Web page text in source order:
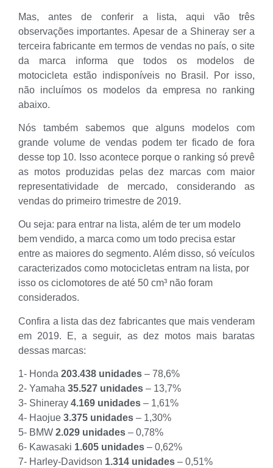
Mas, antes de conferir a lista, aqui vão três
observações importantes. Apesar de a Shineray ser a
terceira fabricante em termos de vendas no país, o site
da marca informa que todos os modelos de
motocicleta estão indisponíveis no Brasil. Por isso,
não incluímos os modelos da empresa no ranking
abaixo.
Nós também sabemos que alguns modelos com
grande volume de vendas podem ter ficado de fora
desse top 10. Isso acontece porque o ranking só prevê
as motos produzidas pelas dez marcas com maior
representatividade de mercado, considerando as
vendas do primeiro trimestre de 2019.
Ou seja: para entrar na lista, além de ter um modelo
bem vendido, a marca como um todo precisa estar
entre as maiores do segmento. Além disso, só veículos
caracterizados como motocicletas entram na lista, por
isso os ciclomotores de até 50 cm³ não foram
considerados.
Confira a lista das dez fabricantes que mais venderam
em 2019. E, a seguir, as dez motos mais baratas
dessas marcas:
1- Honda 203.438 unidades – 78,6%
2- Yamaha 35.527 unidades – 13,7%
3- Shineray 4.169 unidades – 1,61%
4- Haojue 3.375 unidades – 1,30%
5- BMW 2.029 unidades – 0,78%
6- Kawasaki 1.605 unidades – 0,62%
7- Harley-Davidson 1.314 unidades – 0,51%